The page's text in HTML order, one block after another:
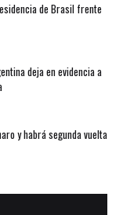
de Brasil frente
deja en evidencia a
y habrá segunda vuelta